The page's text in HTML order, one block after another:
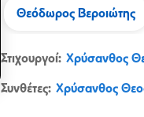
Θεόδωρος Βεροιώτης
Στιχουργοί: Χρύσανθος
Συνθέτες: Χρύσανθος